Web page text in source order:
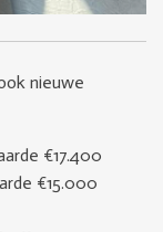
nieuwe
€17.400
€15.000